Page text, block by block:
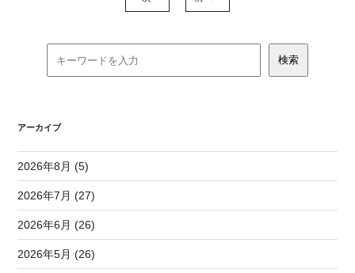
アーカイブ
2026年8月 (5)
2026年7月 (27)
2026年6月 (26)
2026年5月 (26)